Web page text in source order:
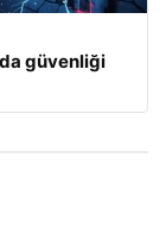
güvenliği